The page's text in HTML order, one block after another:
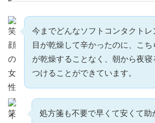
今までどんなソフトコンタクトレ
目が乾燥して辛かったのに、こち
が乾燥することなく、朝から夜寝
つけることができています。
処方箋も不要で早くて安くて助